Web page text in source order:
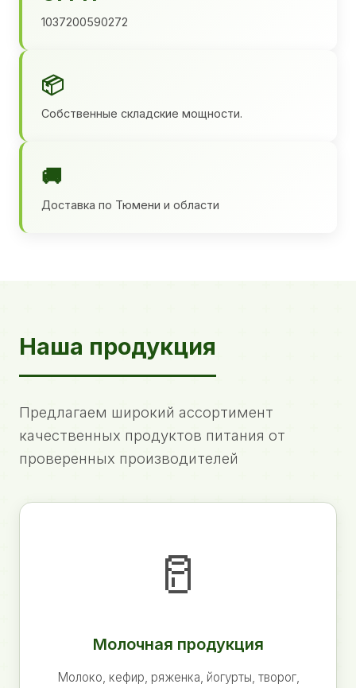
1037200590272
📦
Собственные складские мощности.
🚚
Доставка по Тюмени и области
Наша продукция
Предлагаем широкий ассортимент
качественных продуктов питания от
проверенных производителей
🥛
Молочная продукция
Молоко, кефир, ряженка, йогурты, творог,